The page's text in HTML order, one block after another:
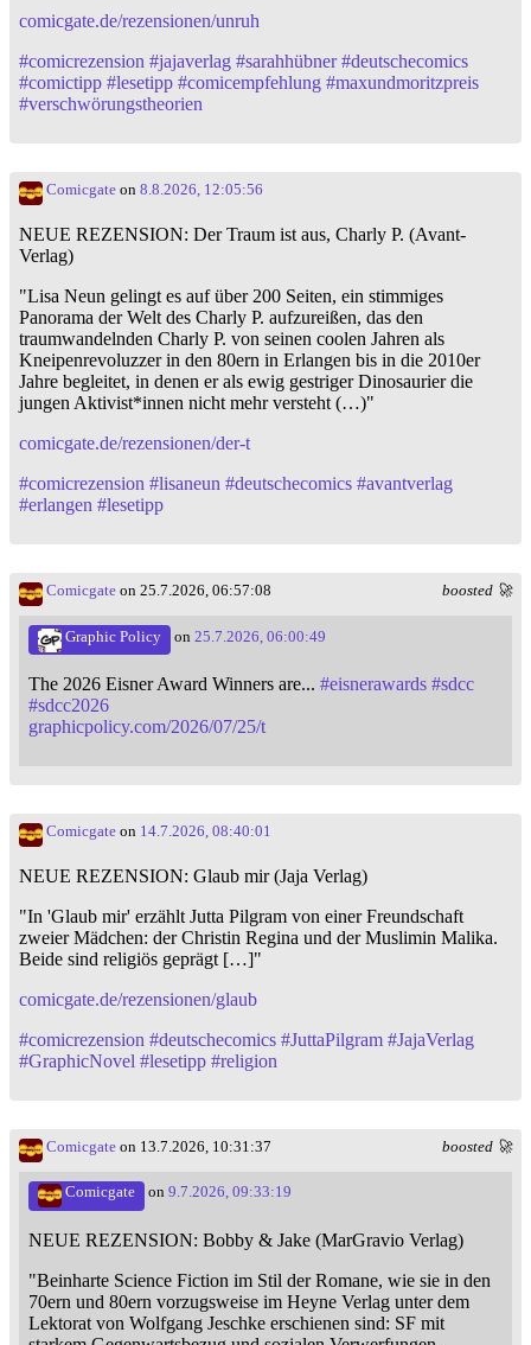
comicgate.de/rezensionen/unruh
#comicrezension #jajaverlag #sarahhübner #deutschecomics
#comictipp #lesetipp #comicempfehlung #maxundmoritzpreis
#verschwörungstheorien
Comicgate on 8.8.2026, 12:05:56
NEUE REZENSION: Der Traum ist aus, Charly P. (Avant-
Verlag)
"Lisa Neun gelingt es auf über 200 Seiten, ein stimmiges
Panorama der Welt des Charly P. aufzureißen, das den
traumwandelnden Charly P. von seinen coolen Jahren als
Kneipenrevoluzzer in den 80ern in Erlangen bis in die 2010er
Jahre begleitet, in denen er als ewig gestriger Dinosaurier die
jungen Aktivist*innen nicht mehr versteht (…)"
comicgate.de/rezensionen/der-t
#comicrezension #lisaneun #deutschecomics #avantverlag
#erlangen #lesetipp
boosted 🚀
Comicgate on 25.7.2026, 06:57:08
Graphic Policy on 25.7.2026, 06:00:49
The 2026 Eisner Award Winners are... #eisnerawards #sdcc
#sdcc2026
graphicpolicy.com/2026/07/25/t
Comicgate on 14.7.2026, 08:40:01
NEUE REZENSION: Glaub mir (Jaja Verlag)
"In 'Glaub mir' erzählt Jutta Pilgram von einer Freundschaft
zweier Mädchen: der Christin Regina und der Muslimin Malika.
Beide sind religiös geprägt […]"
comicgate.de/rezensionen/glaub
#comicrezension #deutschecomics #JuttaPilgram #JajaVerlag
#GraphicNovel #lesetipp #religion
boosted 🚀
Comicgate on 13.7.2026, 10:31:37
Comicgate on 9.7.2026, 09:33:19
NEUE REZENSION: Bobby & Jake (MarGravio Verlag)
"Beinharte Science Fiction im Stil der Romane, wie sie in den
70ern und 80ern vorzugsweise im Heyne Verlag unter dem
Lektorat von Wolfgang Jeschke erschienen sind: SF mit